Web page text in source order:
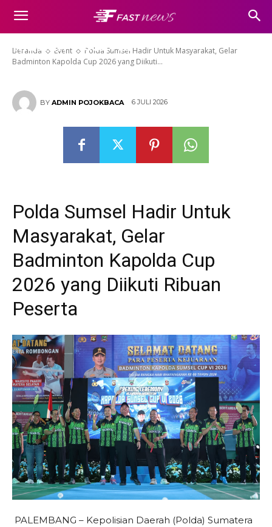
Beranda Event
Polda Sumsel Hadir Untuk Masyarakat, Gelar
Badminton Kapolda Cup 2026 yang Diikuti...
Masyarakat, Gelar Badminton
Kapolda Cup 2026 yang Diikuti
Ribuan Peserta
BY ADMIN POJOKBACA 6 JULI 2026
Polda Sumsel Hadir Untuk
Masyarakat, Gelar
Badminton Kapolda Cup
2026 yang Diikuti Ribuan
Peserta
​PALEMBANG – Kepolisian Daerah (Polda) Sumatera